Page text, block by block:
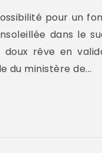
pour un
dans le
rêve en
du ministère de...